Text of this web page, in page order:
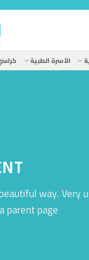
الأسرة الطبية
way. Very
page.